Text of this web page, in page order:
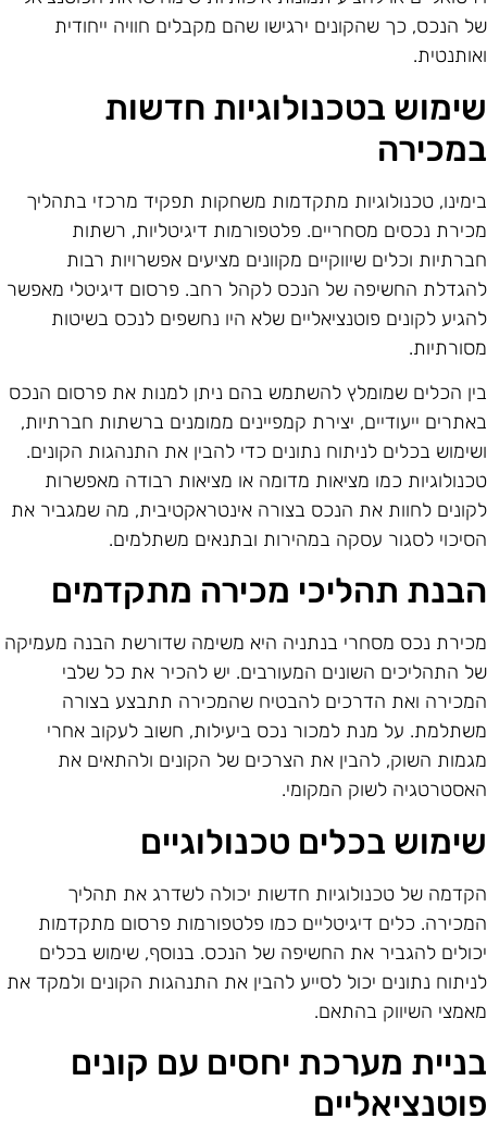
הנכס, כך שהקונים ירגישו שהם מקבלים חוויה ייחודית
בטכנולוגיות חדשות
טכנולוגיות מתקדמות משחקות תפקיד מרכזי בתהליך
נכסים מסחריים. פלטפורמות דיגיטליות, רשתות
וכלים שיווקיים מקוונים מציעים אפשרויות רבות
החשיפה של הנכס לקהל רחב. פרסום דיגיטלי מאפשר
לקונים פוטנציאליים שלא היו נחשפים לנכס בשיטות
הכלים שמומלץ להשתמש בהם ניתן למנות את פרסום הנכס
ייעודיים, יצירת קמפיינים ממומנים ברשתות חברתיות,
בכלים לניתוח נתונים כדי להבין את התנהגות הקונים.
כמו מציאות מדומה או מציאות רבודה מאפשרות
לחוות את הנכס בצורה אינטראקטיבית, מה שמגביר את
לסגור עסקה במהירות ובתנאים משתלמים.
תהליכי מכירה מתקדמים
נכס מסחרי בנתניה היא משימה שדורשת הבנה מעמיקה
התהליכים השונים המעורבים. יש להכיר את כל שלבי
ואת הדרכים להבטיח שהמכירה תתבצע בצורה
על מנת למכור נכס ביעילות, חשוב לעקוב אחרי
השוק, להבין את הצרכים של הקונים ולהתאים את
לשוק המקומי.
בכלים טכנולוגיים
של טכנולוגיות חדשות יכולה לשדרג את תהליך
כלים דיגיטליים כמו פלטפורמות פרסום מתקדמות
להגביר את החשיפה של הנכס. בנוסף, שימוש בכלים
נתונים יכול לסייע להבין את התנהגות הקונים ולמקד את
השיווק בהתאם.
מערכת יחסים עם קונים